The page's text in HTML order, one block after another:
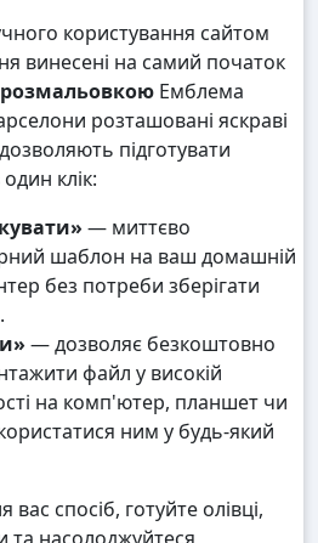
користування сайтом
винесені на самий початок
Емблема
розташовані яскраві
підготувати
клік:
— миттєво
шаблон на ваш домашній
без потреби зберігати
— дозволяє безкоштовно
файл у високій
на комп'ютер, планшет чи
ним у будь-який
спосіб, готуйте олівці,